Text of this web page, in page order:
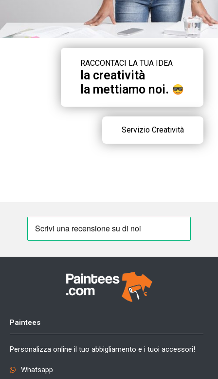
RACCONTACI LA TUA IDEA
la creatività
la mettiamo noi.
Servizio Creatività
Paintees
Personalizza online il tuo abbigliamento e i tuoi accessori!
Whatsapp